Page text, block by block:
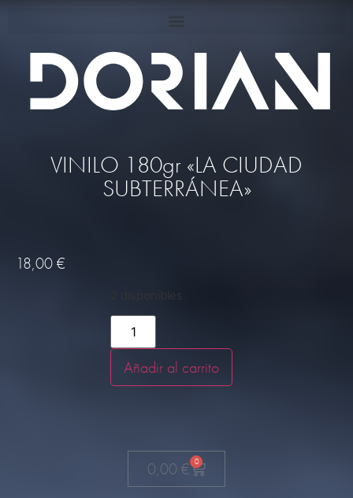
VINILO 180gr «LA CIUDAD
SUBTERRÁNEA»
18,00€
2 disponibles
Añadir al carrito
0,00 € 0